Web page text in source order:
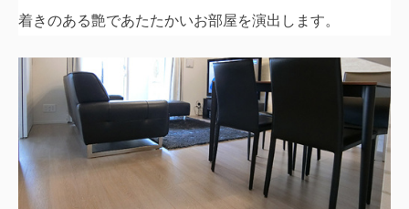
着きのある艶であたたかいお部屋を演出します。